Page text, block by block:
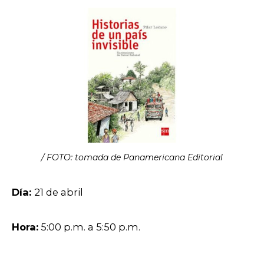
/ FOTO: tomada de Panamericana Editorial
Día: 21 de abril
Hora: 5:00 p.m. a 5:50 p.m.